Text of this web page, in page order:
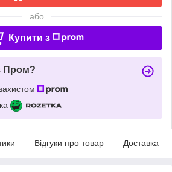
або
Купити з
Пром?
Відгуки про товар Доставка